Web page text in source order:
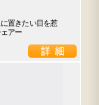
置きたい目を惹
アー